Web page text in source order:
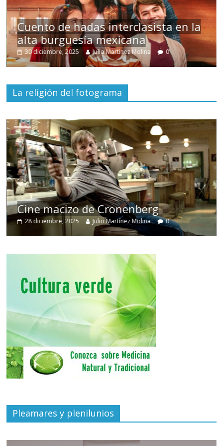
Cuento de hadas interclasista en la
alta burguesía mexicana
30 diciembre, 2025 Julio Martínez Molina 0
La religión del fotograma
Cine macizo de Cronenberg
28 diciembre, 2025 Julio Martínez Molina 0
Pleamares y plenilunios